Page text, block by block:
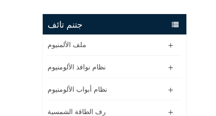
جتنم تائف
ملف الألمنيوم
نظام نوافذ الألومنيوم
نظام أبواب الألومنيوم
رف الطاقة الشمسية